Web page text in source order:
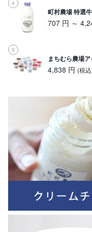
町村農場 特選
707 円 ～
まちむら農場
4,838 円 (税